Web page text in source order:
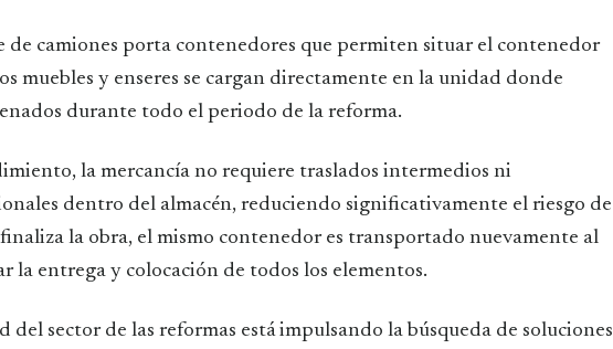
de camiones porta contenedores que permiten situar el contenedor
muebles y enseres se cargan directamente en la unidad donde
durante todo el periodo de la reforma.
la mercancía no requiere traslados intermedios ni
dentro del almacén, reduciendo significativamente el riesgo de
la obra, el mismo contenedor es transportado nuevamente al
la entrega y colocación de todos los elementos.
del sector de las reformas está impulsando la búsqueda de soluciones